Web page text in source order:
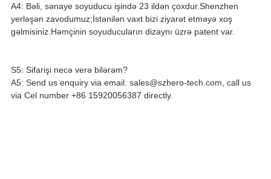
A4: Bəli, sənaye soyuducu işində 23 ildən çoxdur.Shenzhen
yerləşən zavodumuz;İstənilən vaxt bizi ziyarət etməyə xoş
gəlmisiniz.Həmçinin soyuducuların dizaynı üzrə patent var.
S5: Sifarişi necə verə bilərəm?
A5: Send us enquiry via email: sales@szhero-tech.com, call us
via Cel number +86 15920056387 directly.